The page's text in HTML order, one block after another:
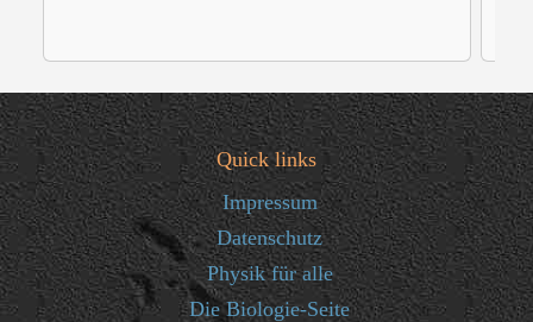
Quick links
Impressum
Datenschutz
Physik für alle
Die Biologie-Seite